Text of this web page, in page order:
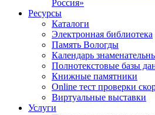
Россия»
Ресурсы
Каталоги
Электронная библиотека
Память Вологды
Календарь
Полнотекстовые базы
Книжные памятники
Online тест проверки
Виртуальные выставки
Услуги